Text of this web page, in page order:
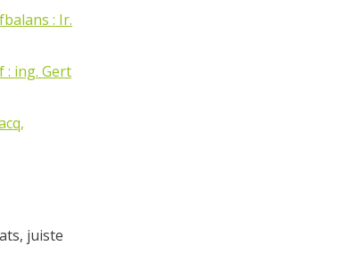
: Ir.
: ing. Gert
juiste